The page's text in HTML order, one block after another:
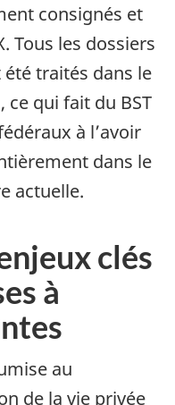
consignés et
Tous les dossiers
été traités dans le
ce qui fait du BST
à l’avoir
dans le
actuelle.
clés
à
au
de la vie privée